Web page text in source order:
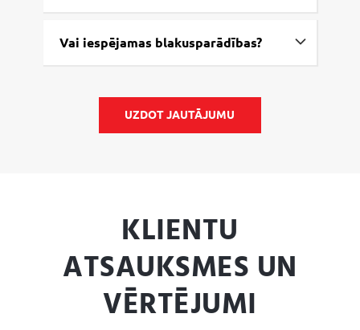
Vai iespējamas blakusparādības?
UZDOT JAUTĀJUMU
KLIENTU
ATSAUKSMES UN
VĒRTĒJUMI